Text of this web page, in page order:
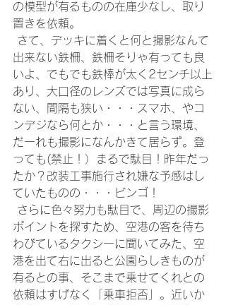
の模型が有るものの在庫少なし、取り
置きを依頼。
出来ない鉄柵、鉄柵そりゃ有っても良
いよ、でもでも鉄棒が太く2センチ以上
あり、大口径のレンズでは写真に成ら
ない、間隔も狭い・・・スマホ、やコ
ンデジなら何とか・・・と言う環境、
だーれも撮影になんかきて居らず。登
っても(禁止！）まるで駄目！昨年だっ
たか？改装工事施行され嫌な予感はし
ていたものの・・・ビンゴ！
ポイントを探すため、空港の客を待ち
わびているタクシーに聞いてみた、空
港を出て右に出ると公園らしきものが
有るとの事、そこまで乗せてくれとの
依頼はすげなく「乗車拒否」。近いか